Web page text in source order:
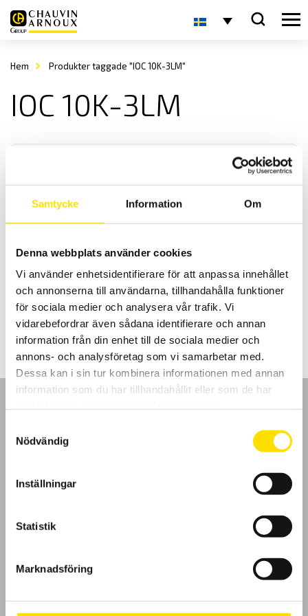
Samtycke Information Om
Denna webbplats använder cookies
Vi använder enhetsidentifierare för att anpassa innehållet
och annonserna till användarna, tillhandahålla funktioner
för sociala medier och analysera vår trafik. Vi
vidarebefordrar även sådana identifierare och annan
information från din enhet till de sociala medier och
annons- och analysföretag som vi samarbetar med.
Dessa kan i sin tur kombinera informationen med annan
information som du har tillhandahållit eller som de har
Nödvändig
Inställningar
Statistik
Marknadsföring
Hem Produkter taggade "IOC 10K-3LM"
IOC 10K-3LM
KERN IOC Plattformsvåg
användningsområden med maxkapacitet upp till 600 kg
4,650.00 kr –9,850.00krPrisintervall:
4,650.00 kr
till
9,850.00 kr
LÄS MER